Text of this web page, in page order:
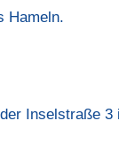
Hameln.
Inselstraße 3